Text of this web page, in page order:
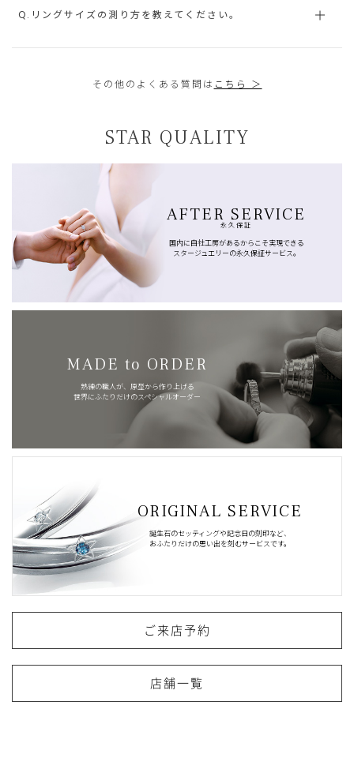
Q.リングサイズの測り方を教えてください。
その他のよくある質問は こちら ＞
STAR QUALITY
AFTER SERVICE
永久保証
国内に自社工房があるからこそ実現できる
スタージュエリーの永久保証サービス。
MADE to ORDER
熟練の職人が、原型から作り上げる
世界にふたりだけのスペシャルオーダー
ORIGINAL SERVICE
誕生石のセッティングや記念日の刻印など、
おふたりだけの思い出を刻むサービスです。
ご来店予約
店舗一覧